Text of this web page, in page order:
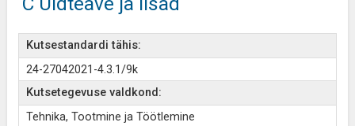
Kutsestandardi tähis:
24-27042021-4.3.1/9k
Kutsetegevuse valdkond:
Tehnika, Tootmine ja Töötlemine